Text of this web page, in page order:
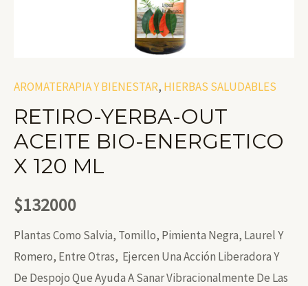
AROMATERAPIA Y BIENESTAR, HIERBAS SALUDABLES
RETIRO-YERBA-OUT
ACEITE BIO-ENERGETICO
X 120 ML
$132000
Plantas Como Salvia, Tomillo, Pimienta Negra, Laurel Y
Romero, Entre Otras, Ejercen Una Acción Liberadora Y
De Despojo Que Ayuda A Sanar Vibracionalmente De Las